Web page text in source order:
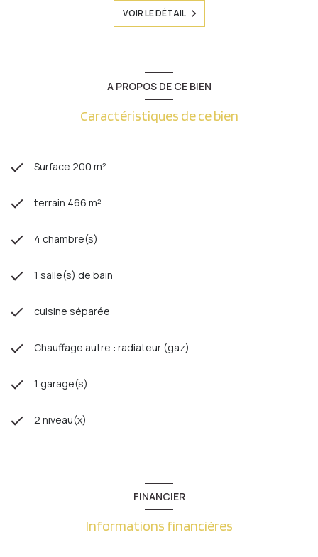
VOIR LE DÉTAIL
A PROPOS DE CE BIEN
Caractéristiques de ce bien
Surface 200 m²
terrain 466 m²
4 chambre(s)
1 salle(s) de bain
cuisine séparée
Chauffage autre : radiateur (gaz)
1 garage(s)
2 niveau(x)
FINANCIER
Informations financières